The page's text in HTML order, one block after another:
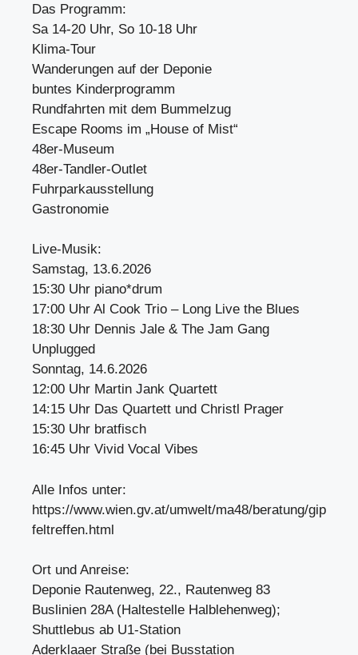
Das Programm:
Sa 14-20 Uhr, So 10-18 Uhr
Klima-Tour
Wanderungen auf der Deponie
buntes Kinderprogramm
Rundfahrten mit dem Bummelzug
Escape Rooms im „House of Mist“
48er-Museum
48er-Tandler-Outlet
Fuhrparkausstellung
Gastronomie
Live-Musik:
Samstag, 13.6.2026
15:30 Uhr piano*drum
17:00 Uhr Al Cook Trio – Long Live the Blues
18:30 Uhr Dennis Jale & The Jam Gang
Unplugged
Sonntag, 14.6.2026
12:00 Uhr Martin Jank Quartett
14:15 Uhr Das Quartett und Christl Prager
15:30 Uhr bratfisch
16:45 Uhr Vivid Vocal Vibes
Alle Infos unter:
https://www.wien.gv.at/umwelt/ma48/beratung/gip
feltreffen.html
Ort und Anreise:
Deponie Rautenweg, 22., Rautenweg 83
Buslinien 28A (Haltestelle Halblehenweg);
Shuttlebus ab U1-Station
Aderklaaer Straße (bei Busstation